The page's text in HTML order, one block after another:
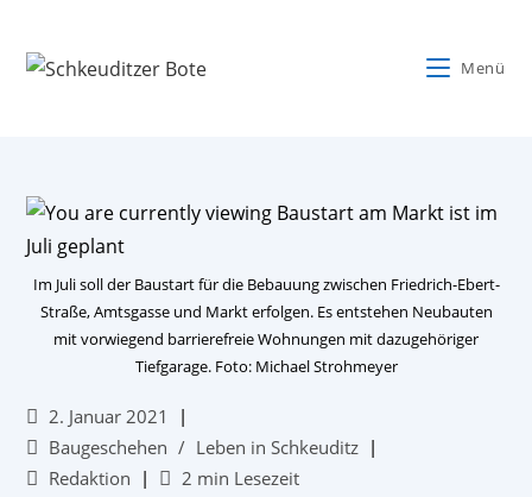
Menü
Im Juli soll der Baustart für die Bebauung zwischen Friedrich-Ebert-
Straße, Amtsgasse und Markt erfolgen. Es entstehen Neubauten
mit vorwiegend barrierefreie Wohnungen mit dazugehöriger
Tiefgarage. Foto: Michael Strohmeyer
2. Januar 2021
Baugeschehen / Leben in Schkeuditz
Redaktion
2 min Lesezeit